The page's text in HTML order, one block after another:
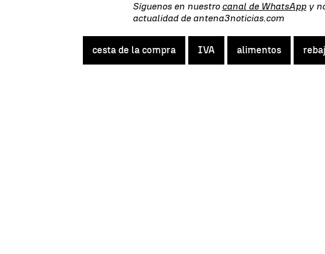
Síguenos en nuestro canal de WhatsAppy
actualidad de antena3noticias.com
cesta de la compra IVA alimentos